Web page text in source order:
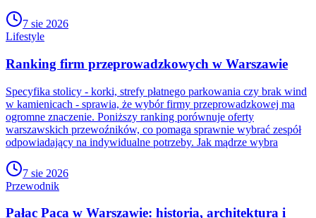
7 sie 2026
Lifestyle
Ranking firm przeprowadzkowych w Warszawie
Specyfika stolicy - korki, strefy płatnego parkowania czy brak wind
w kamienicach - sprawia, że wybór firmy przeprowadzkowej ma
ogromne znaczenie. Poniższy ranking porównuje oferty
warszawskich przewoźników, co pomaga sprawnie wybrać zespół
odpowiadający na indywidualne potrzeby. Jak mądrze wybra
7 sie 2026
Przewodnik
Pałac Paca w Warszawie: historia, architektura i